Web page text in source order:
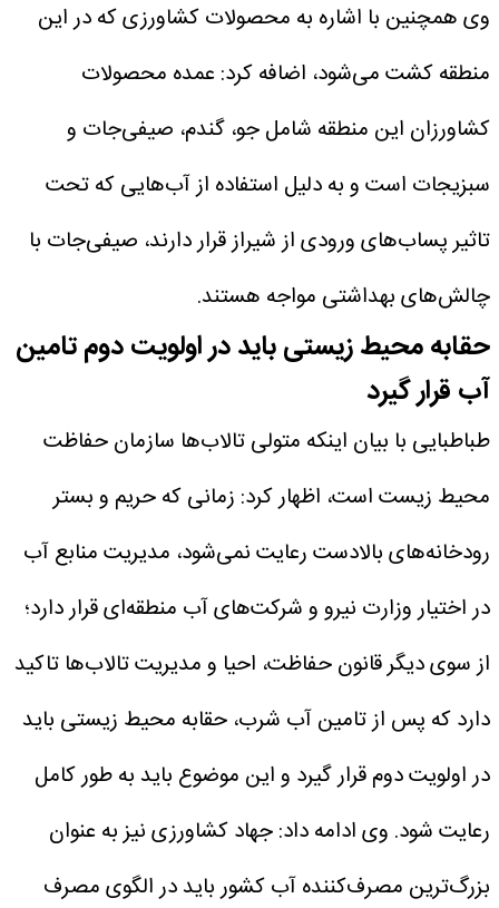
وی همچنین با اشاره به محصولات کشاورزی که در این
منطقه کشت می‌شود، اضافه کرد: عمده محصولات
کشاورزان این منطقه شامل جو، گندم، صیفی‌جات و
سبزیجات است و به دلیل استفاده از آب‌هایی که تحت
تاثیر پساب‌های ورودی از شیراز قرار دارند، صیفی‌جات با
چالش‌های بهداشتی مواجه هستند.
حقابه محیط زیستی باید در اولویت دوم تامین
آب قرار گیرد
طباطبایی با بیان اینکه متولی تالاب‌ها سازمان حفاظت
محیط زیست است، اظهار کرد: زمانی که حریم و بستر
رودخانه‌های بالادست رعایت نمی‌شود، مدیریت منابع آب
در اختیار وزارت نیرو و شرکت‌های آب منطقه‌ای قرار دارد؛
از سوی دیگر قانون حفاظت، احیا و مدیریت تالاب‌ها تاکید
دارد که پس از تامین آب شرب، حقابه محیط زیستی باید
در اولویت دوم قرار گیرد و این موضوع باید به طور کامل
رعایت شود. وی ادامه داد: جهاد کشاورزی نیز به عنوان
بزرگ‌ترین مصرف‌کننده آب کشور باید در الگوی مصرف